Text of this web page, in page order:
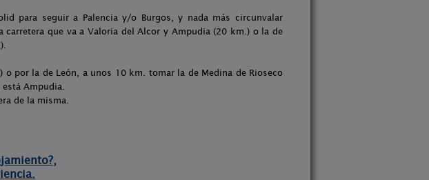
para seguir a Palencia y/o Burgos, y nada más circunvalar
que va a Valoria del Alcor y Ampudia (20 km.) o la de
por la de León, a unos 10 km. tomar la de Medina de Rioseco
Ampudia.
de la misma.